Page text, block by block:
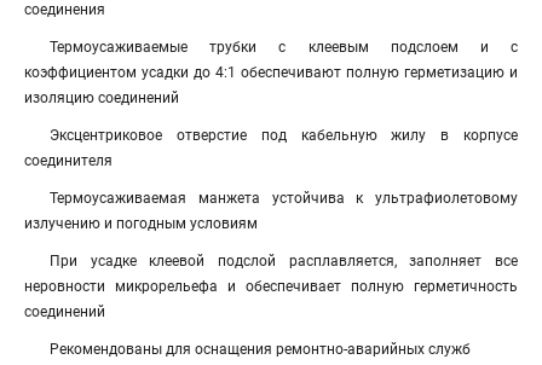
соединения
Термоусаживаемые трубки с клеевым подслоем и с
коэффициентом усадки до 4:1 обеспечивают полную герметизацию и
изоляцию соединений
Эксцентриковое отверстие под кабельную жилу в корпусе
соединителя
Термоусаживаемая манжета устойчива к ультрафиолетовому
излучению и погодным условиям
При усадке клеевой подслой расплавляется, заполняет все
неровности микрорельефа и обеспечивает полную герметичность
соединений
Рекомендованы для оснащения ремонтно-аварийных служб